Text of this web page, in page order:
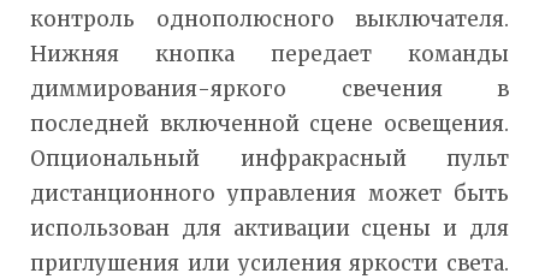
контроль однополюсного выключателя.
Нижняя кнопка передает команды
диммирования-яркого свечения в
последней включенной сцене освещения.
Опциональный инфракрасный пульт
дистанционного управления может быть
использован для активации сцены и для
приглушения или усиления яркости света.